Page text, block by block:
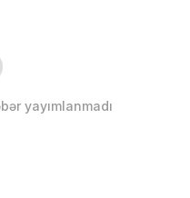
yayımlanmadı